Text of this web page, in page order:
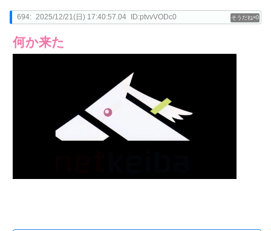
0
694: 2025/12/21(日) 17:40:57.04 ID:ptvvVODc0
何か来た